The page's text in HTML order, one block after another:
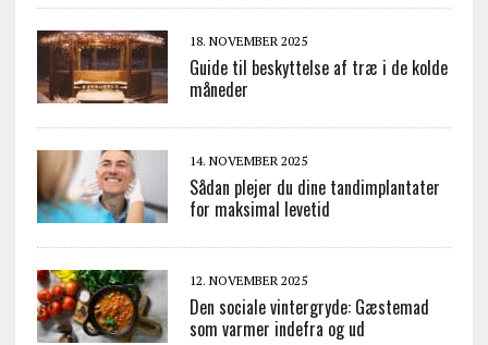
18. NOVEMBER 2025
Guide til beskyttelse af træ i de kolde
måneder
14. NOVEMBER 2025
Sådan plejer du dine tandimplantater
for maksimal levetid
12. NOVEMBER 2025
Den sociale vintergryde: Gæstemad
som varmer indefra og ud